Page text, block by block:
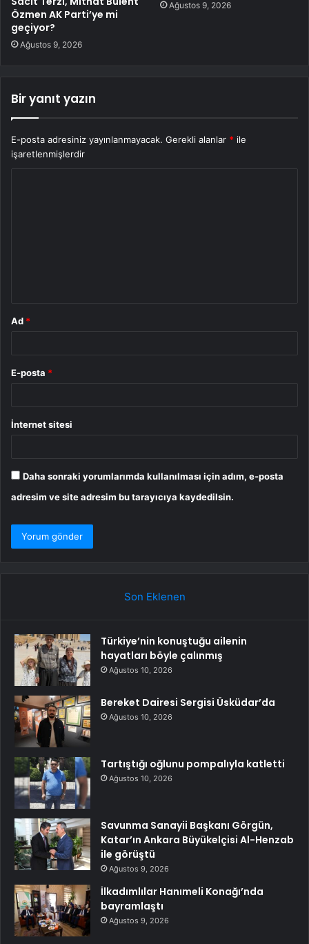
Özmen AK Parti’ye mi
geçiyor?
Ağustos 9, 2026
Ağustos 9, 2026
Bir yanıt yazın
E-posta adresiniz yayınlanmayacak. Gerekli alanlar * ile
işaretlenmişlerdir
Ad *
E-posta *
İnternet sitesi
Daha sonraki yorumlarımda kullanılması için adım, e-posta
adresim ve site adresim bu tarayıcıya kaydedilsin.
Son Eklenen
Türkiye’nin konuştuğu ailenin
hayatları böyle çalınmış
Ağustos 10, 2026
Bereket Dairesi Sergisi Üsküdar’da
Ağustos 10, 2026
Tartıştığı oğlunu pompalıyla katletti
Ağustos 10, 2026
Savunma Sanayii Başkanı Görgün,
Katar’ın Ankara Büyükelçisi Al-Henzab
ile görüştü
Ağustos 9, 2026
İlkadımlılar Hanımeli Konağı’nda
bayramlaştı
Ağustos 9, 2026